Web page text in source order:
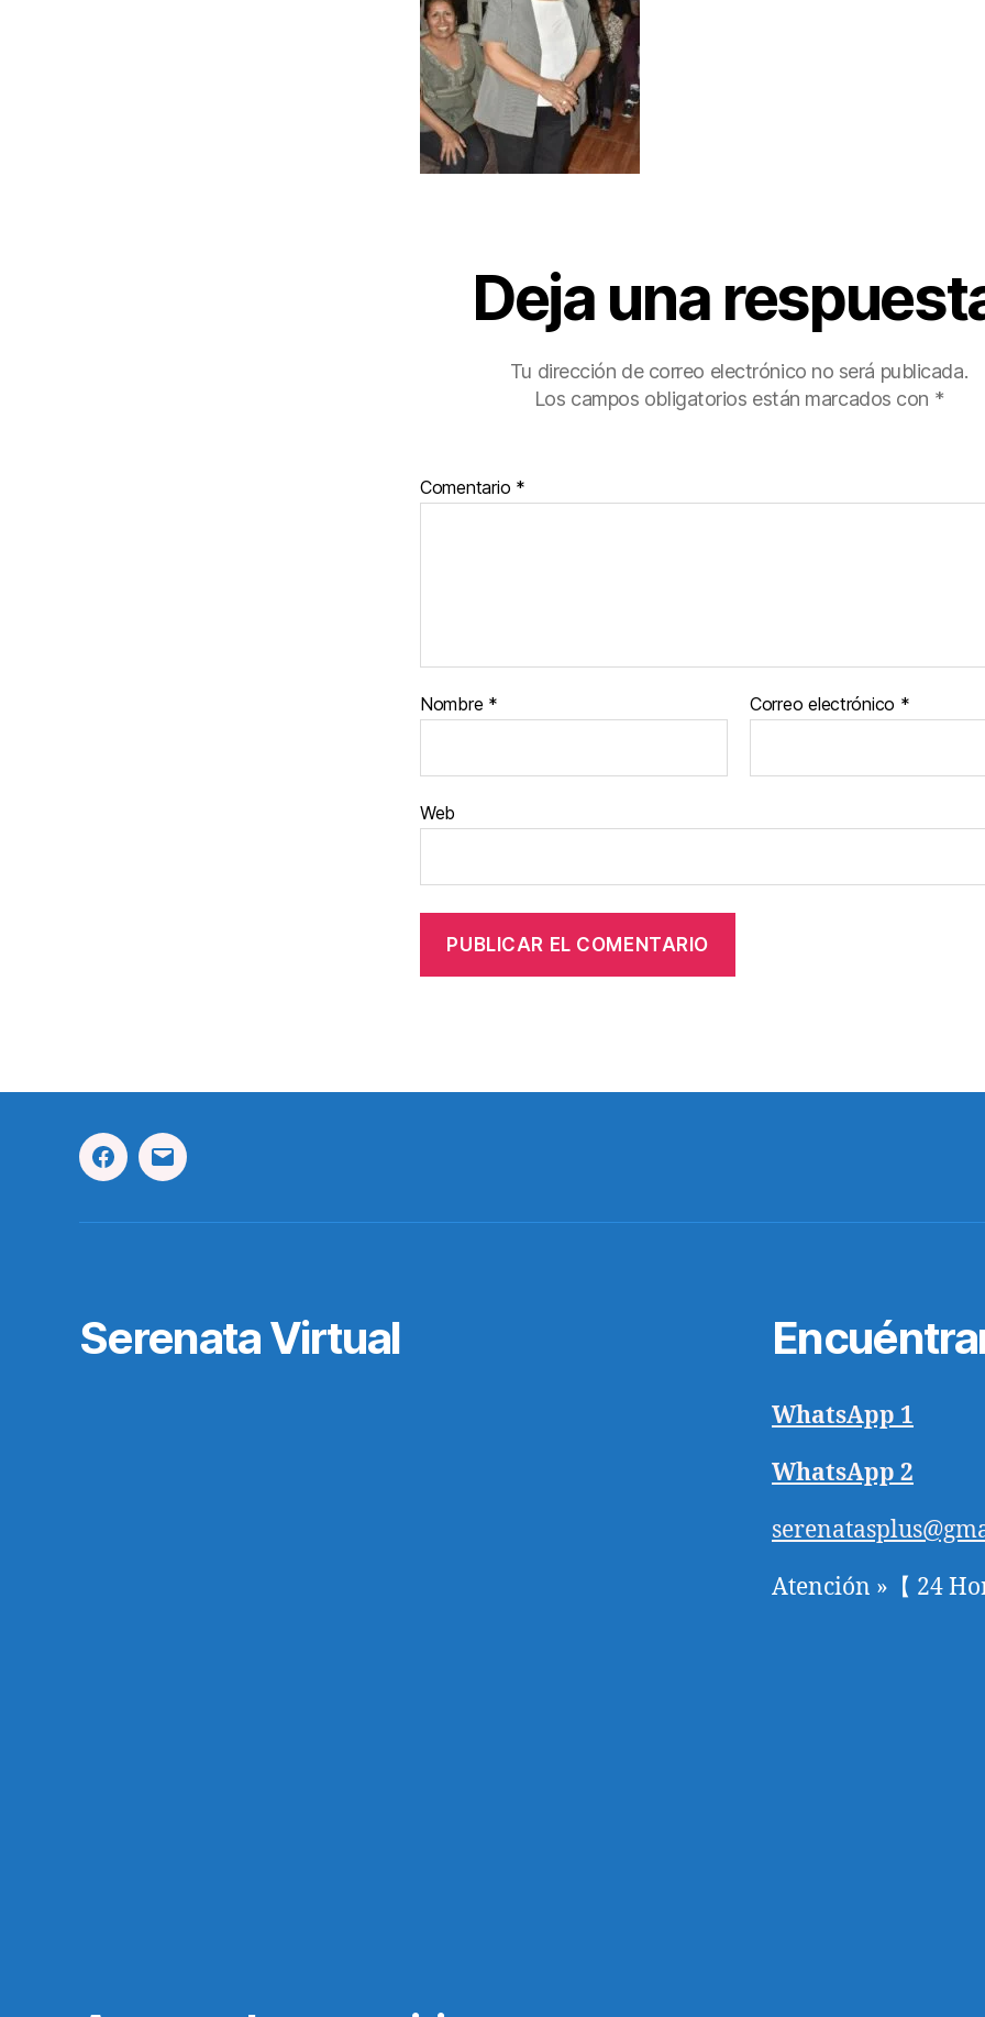
Deja una
Tu dirección de correo electrónico no será publicada.
Los campos obligatorios están marcados con *
Comentario *
Nombre * Correo electrónico *
Web
FacebookCorreo
Serenata Virtual
WhatsApp 1
WhatsApp 2
Atención »【 24